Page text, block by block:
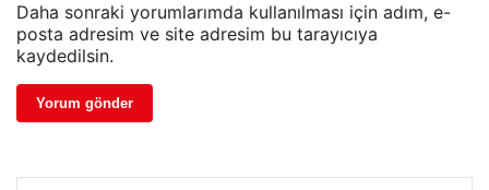
Daha sonraki yorumlarımda kullanılması için adım, e-
posta adresim ve site adresim bu tarayıcıya
kaydedilsin.